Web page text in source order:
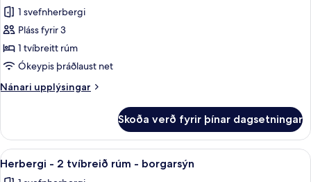
garð
útsýni
garð
myndir
fyrir
Herbergi
-
1
tvíbreitt
-
borgarsýn
1 svefnherbergi
Pláss fyrir 3
1 tvíbreitt rúm
Ókeypis þráðlaust net
Nánari upplýsingar
Nánari
-
tvíbreitt
Skoða verð fyrir þínar dagsetningar
Skoða
allar
Herbergi - 2 tvíbreið rúm -
5
Herbergi - 2 tvíbreið rúm - borgarsýn